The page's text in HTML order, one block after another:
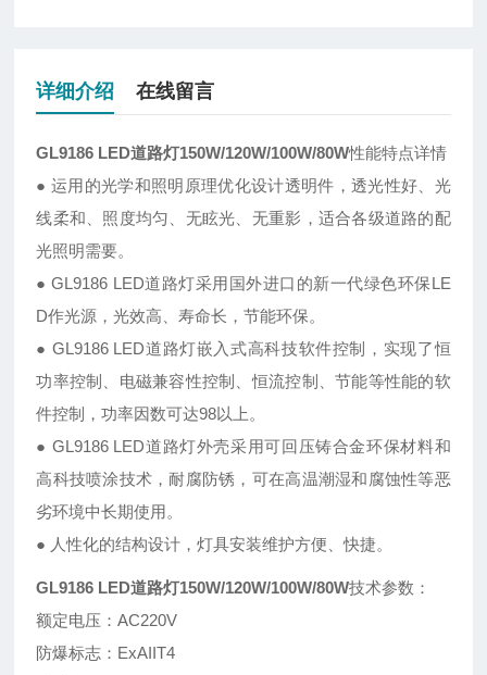
详细介绍 在线留言
GL9186 LED道路灯150W/120W/100W/80W性能特点详情
● 运用的光学和照明原理优化设计透明件，透光性好、光
线柔和、照度均匀、无眩光、无重影，适合各级道路的配
光照明需要。
● GL9186 LED道路灯采用国外进口的新一代绿色环保LE
D作光源，光效高、寿命长，节能环保。
● GL9186 LED道路灯嵌入式高科技软件控制，实现了恒
功率控制、电磁兼容性控制、恒流控制、节能等性能的软
件控制，功率因数可达98以上。
● GL9186 LED道路灯外壳采用可回压铸合金环保材料和
高科技喷涂技术，耐腐防锈，可在高温潮湿和腐蚀性等恶
劣环境中长期使用。
● 人性化的结构设计，灯具安装维护方便、快捷。
GL9186 LED道路灯150W/120W/100W/80W技术参数：
额定电压：AC220V
防爆标志：ExAIIT4